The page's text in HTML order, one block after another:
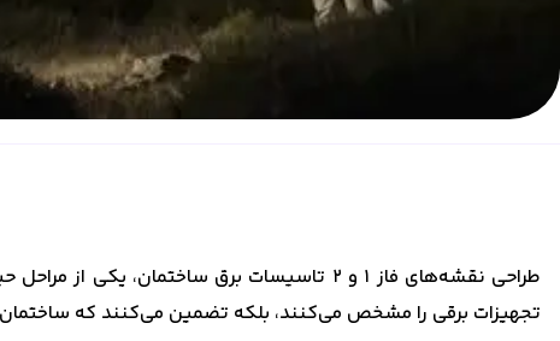
طراحی نقشه‌های فاز ۱ و ۲ تاسیسات برق
تجهیزات برقی را مشخص می‌کنند، بلکه تضمین می‌کنند که ساختمان